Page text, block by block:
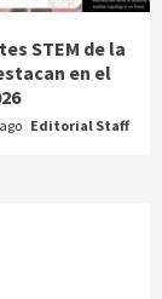
STEM de la
en el
Editorial Staff